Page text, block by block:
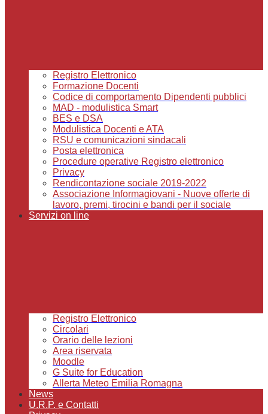
Registro Elettronico
Formazione Docenti
Codice di comportamento Dipendenti pubblici
MAD - modulistica Smart
BES e DSA
Modulistica Docenti e ATA
RSU e comunicazioni sindacali
Posta elettronica
Procedure operative Registro elettronico
Privacy
Rendicontazione sociale 2019-2022
Associazione Informagiovani - Nuove offerte di
lavoro, premi, tirocini e bandi per il sociale
Servizi on line
Registro Elettronico
Circolari
Orario delle lezioni
Area riservata
Moodle
G Suite for Education
Allerta Meteo Emilia Romagna
News
U.R.P. e Contatti